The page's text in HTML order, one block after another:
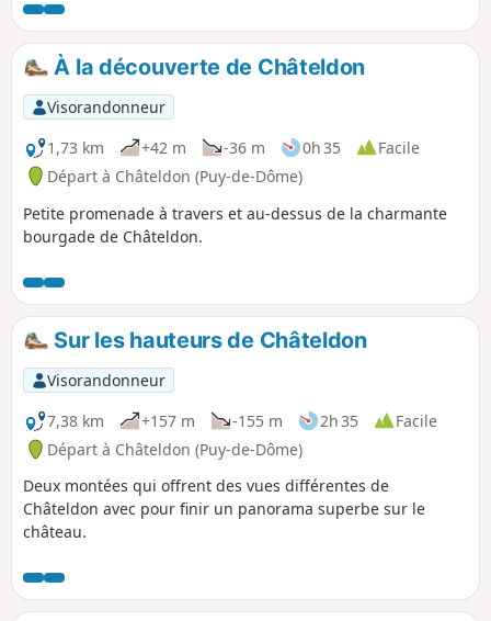
À la découverte de Châteldon
Visorandonneur
1,73 km
+42 m -36 m 0h 35
Facile
Départ à Châteldon (Puy-de-Dôme)
Petite promenade à travers et au-dessus de la charmante
bourgade de Châteldon.
Sur les hauteurs de Châteldon
Visorandonneur
7,38 km
+157 m -155 m 2h 35
Facile
Départ à Châteldon (Puy-de-Dôme)
Deux montées qui offrent des vues différentes de
Châteldon avec pour finir un panorama superbe sur le
château.